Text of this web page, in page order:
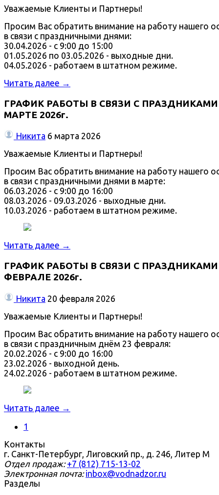
Уважаемые Клиенты и Партнеры!
Просим Вас обратить внимание на работу нашего
в связи с праздничными днями:
30.04.2026 - с 9:00 до 15:00
01.05.2026 по 03.05.2026 - выходные дни.
04.05.2026 - работаем в штатном режиме.
Читать далее →
ГРАФИК РАБОТЫ В СВЯЗИ С ПРАЗДНИКАМИ
МАРТЕ 2026г.
Никита 6 марта 2026
Уважаемые Клиенты и Партнеры!
Просим Вас обратить внимание на работу нашего
в связи с праздничными днями в марте:
06.03.2026 - с 9:00 до 16:00
08.03.2026 - 09.03.2026 - выходные дни.
10.03.2026 - работаем в штатном режиме.
Читать далее →
ГРАФИК РАБОТЫ В СВЯЗИ С ПРАЗДНИКАМИ
ФЕВРАЛЕ 2026г.
Никита 20 февраля 2026
Уважаемые Клиенты и Партнеры!
Просим Вас обратить внимание на работу нашего
в связи с праздничным днём 23 февраля:
20.02.2026 - с 9:00 до 16:00
23.02.2026 - выходной день.
24.02.2026 - работаем в штатном режиме.
Читать далее →
1
Контакты
г. Санкт-Петербург, Лиговский пр., д. 246, Литер М
Отдел продаж: +7 (812) 715-13-02
Электронная почта: inbox@vodnadzor.ru
Разделы